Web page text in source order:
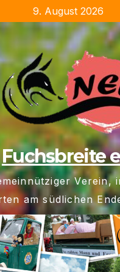
9. August 2026
Fuchsbreite
Verein,
am südlichen